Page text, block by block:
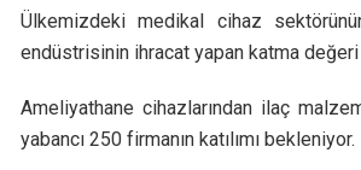
Ülkemizdeki medikal cihaz
endüstrisinin ihracat yapan katma
Ameliyathane cihazlarından ilaç
yabancı 250 firmanın katılımı bekleniyor.